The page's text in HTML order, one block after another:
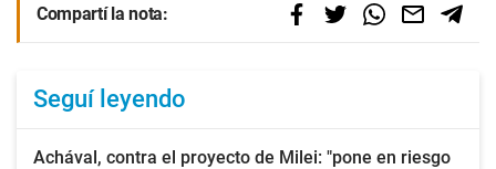
Compartí la nota:
Seguí leyendo
Achával, contra el proyecto de Milei: "pone en riesgo